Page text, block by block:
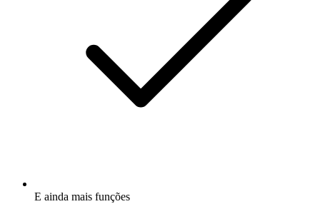
E ainda mais funções